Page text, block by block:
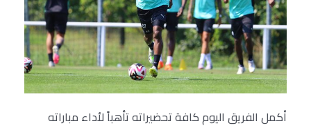
أكمل الفريق اليوم كافة تحضيراته تأهباً لأداء مباراته